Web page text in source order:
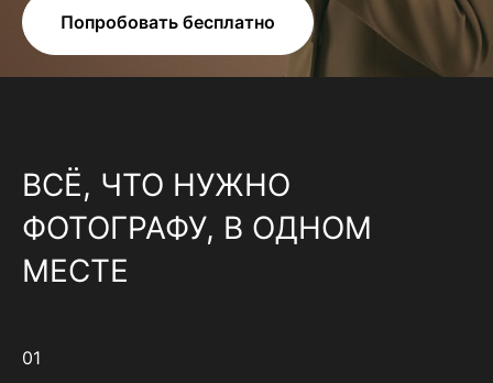
Попробовать бесплатно
ВСЁ, ЧТО НУЖНО
ФОТОГРАФУ, В ОДНОМ
МЕСТЕ
01